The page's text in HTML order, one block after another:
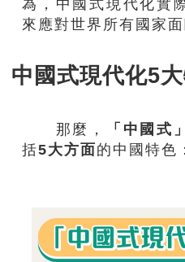
來應對世界所有國家面
中國式現代化5
那麼， 「中國式」
括5大方面的中國特色：